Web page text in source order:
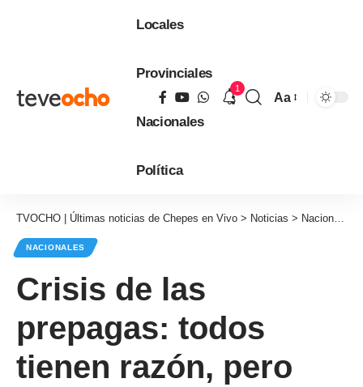
Locales
Provinciales
Nacionales
Política
1
Aa
TVOCHO | Últimas noticias de Chepes en Vivo > Noticias > Nacionales
NACIONALES
Crisis de las
prepagas: todos
tienen razón, pero